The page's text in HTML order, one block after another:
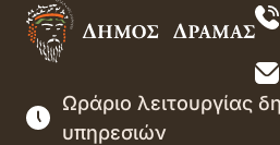
Ωράριο λειτουργίας
υπηρεσιών